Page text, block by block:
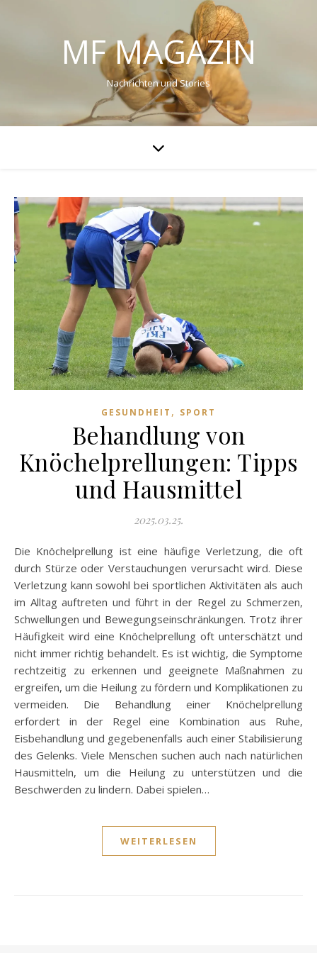
MF MAGAZIN
Nachrichten und Stories
GESUNDHEIT , SPORT
Behandlung von
Knöchelprellungen: Tipps
und Hausmittel
2025.03.25.
Die Knöchelprellung ist eine häufige Verletzung, die oft
durch Stürze oder Verstauchungen verursacht wird. Diese
Verletzung kann sowohl bei sportlichen Aktivitäten als auch
im Alltag auftreten und führt in der Regel zu Schmerzen,
Schwellungen und Bewegungseinschränkungen. Trotz ihrer
Häufigkeit wird eine Knöchelprellung oft unterschätzt und
nicht immer richtig behandelt. Es ist wichtig, die Symptome
rechtzeitig zu erkennen und geeignete Maßnahmen zu
ergreifen, um die Heilung zu fördern und Komplikationen zu
vermeiden. Die Behandlung einer Knöchelprellung
erfordert in der Regel eine Kombination aus Ruhe,
Eisbehandlung und gegebenenfalls auch einer Stabilisierung
des Gelenks. Viele Menschen suchen auch nach natürlichen
Hausmitteln, um die Heilung zu unterstützen und die
Beschwerden zu lindern. Dabei spielen…
WEITERLESEN